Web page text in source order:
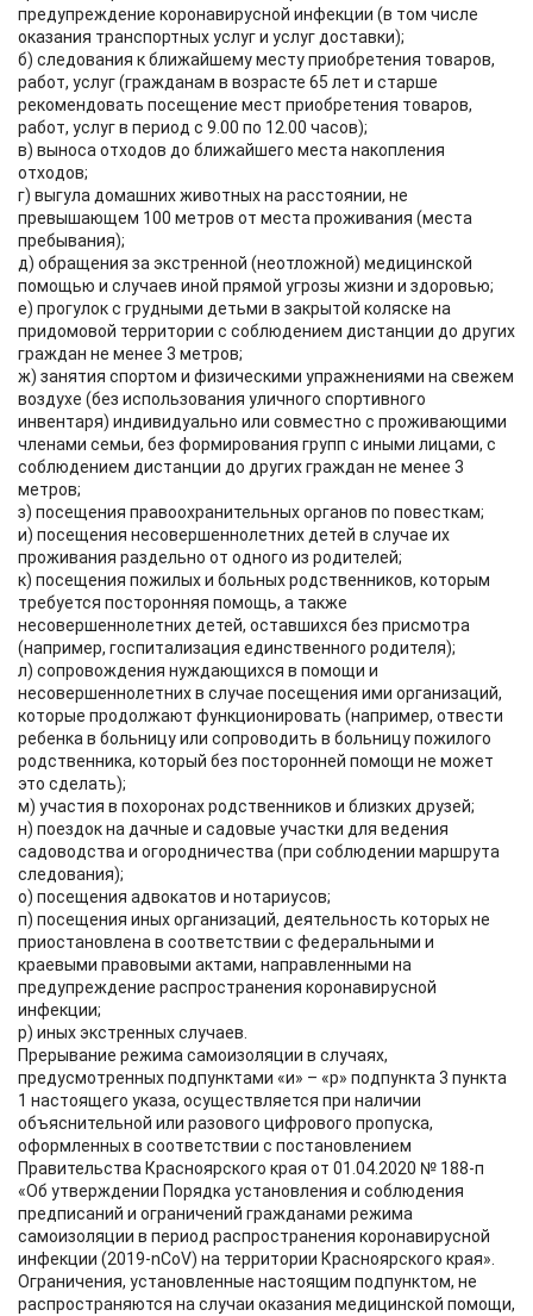
предупреждение коронавирусной инфекции (в том числе
оказания транспортных услуг и услуг доставки);
б) следования к ближайшему месту приобретения товаров,
работ, услуг (гражданам в возрасте 65 лет и старше
рекомендовать посещение мест приобретения товаров,
работ, услуг в период с 9.00 по 12.00 часов);
в) выноса отходов до ближайшего места накопления
отходов;
г) выгула домашних животных на расстоянии, не
превышающем 100 метров от места проживания (места
пребывания);
д) обращения за экстренной (неотложной) медицинской
помощью и случаев иной прямой угрозы жизни и здоровью;
е) прогулок с грудными детьми в закрытой коляске на
придомовой территории с соблюдением дистанции до других
граждан не менее 3 метров;
ж) занятия спортом и физическими упражнениями на свежем
воздухе (без использования уличного спортивного
инвентаря) индивидуально или совместно с проживающими
членами семьи, без формирования групп с иными лицами, с
соблюдением дистанции до других граждан не менее 3
метров;
з) посещения правоохранительных органов по повесткам;
и) посещения несовершеннолетних детей в случае их
проживания раздельно от одного из родителей;
к) посещения пожилых и больных родственников, которым
требуется посторонняя помощь, а также
несовершеннолетних детей, оставшихся без присмотра
(например, госпитализация единственного родителя);
л) сопровождения нуждающихся в помощи и
несовершеннолетних в случае посещения ими организаций,
которые продолжают функционировать (например, отвести
ребенка в больницу или сопроводить в больницу пожилого
родственника, который без посторонней помощи не может
это сделать);
м) участия в похоронах родственников и близких друзей;
н) поездок на дачные и садовые участки для ведения
садоводства и огородничества (при соблюдении маршрута
следования);
о) посещения адвокатов и нотариусов;
п) посещения иных организаций, деятельность которых не
приостановлена в соответствии с федеральными и
краевыми правовыми актами, направленными на
предупреждение распространения коронавирусной
инфекции;
р) иных экстренных случаев.
Прерывание режима самоизоляции в случаях,
предусмотренных подпунктами «и» – «р» подпункта 3 пункта
1 настоящего указа, осуществляется при наличии
объяснительной или разового цифрового пропуска,
оформленных в соответствии с постановлением
Правительства Красноярского края от 01.04.2020 № 188-п
«Об утверждении Порядка установления и соблюдения
предписаний и ограничений гражданами режима
самоизоляции в период распространения коронавирусной
инфекции (2019-nCoV) на территории Красноярского края».
Ограничения, установленные настоящим подпунктом, не
распространяются на случаи оказания медицинской помощи,